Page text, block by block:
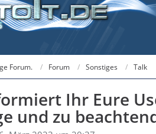
Forum. Forum Sonstiges Talk
Ihr Eure
und zu